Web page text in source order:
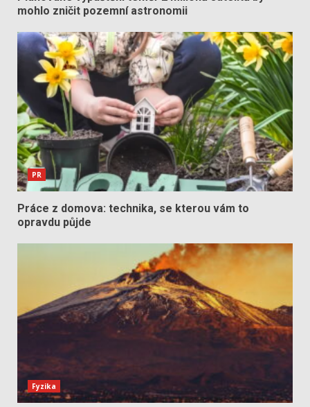
mohlo zničit pozemní astronomii
PR
Práce z domova: technika, se kterou vám to
opravdu půjde
Fyzika